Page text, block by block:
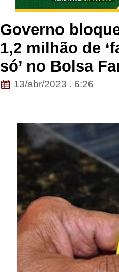
Governo
1,2 milhão de
só’ no Bolsa
13/abr/2023 . 6:26